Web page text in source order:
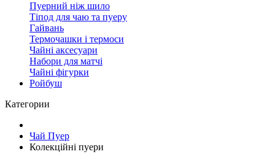
Пуерний ніж шило
Тіпод для чаю та пуеру
Гайвань
Термочашки і термоси
Чайні аксесуари
Набори для матчі
Чайні фігурки
Ройбуш
Категории
Чай Пуер
Колекційні пуери